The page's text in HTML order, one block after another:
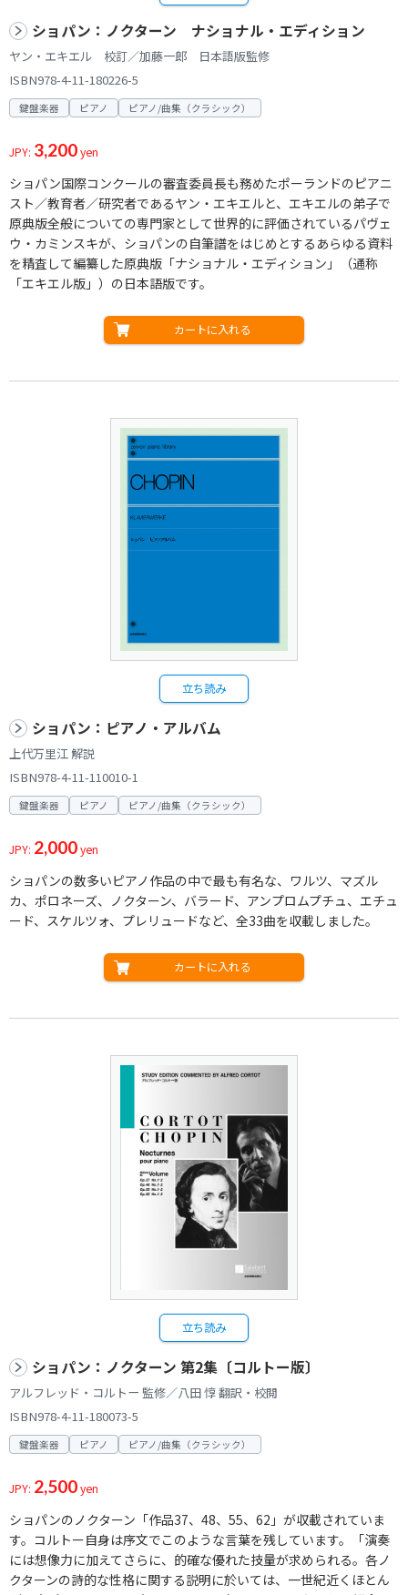
ショパン：ノクターン ナショナル・エディション
ヤン・エキエル 校訂／加藤一郎 日本語版監修
ISBN978-4-11-180226-5
鍵盤楽器 ピアノ ピアノ/曲集（クラシック）
JPY: 3,200yen
ショパン国際コンクールの審査委員長も務めたポーランドのピアニ
スト／教育者／研究者であるヤン・エキエルと、エキエルの弟子で
原典版全般についての専門家として世界的に評価されているパヴェ
ウ・カミンスキが、ショパンの自筆譜をはじめとするあらゆる資料
を精査して編纂した原典版「ナショナル・エディション」（通称
「エキエル版」）の日本語版です。
カートに入れる
立ち読み
ショパン：ピアノ・アルバム
上代万里江 解説
ISBN978-4-11-110010-1
鍵盤楽器 ピアノ ピアノ/曲集（クラシック）
JPY: 2,000yen
ショパンの数多いピアノ作品の中で最も有名な、ワルツ、マズル
カ、ポロネーズ、ノクターン、バラード、アンプロムプチュ、エチュ
ード、スケルツォ、プレリュードなど、全33曲を収載しました。
カートに入れる
立ち読み
ショパン：ノクターン 第2集〔コルトー版〕
アルフレッド・コルトー 監修／八田 惇 翻訳・校閲
ISBN978-4-11-180073-5
鍵盤楽器 ピアノ ピアノ/曲集（クラシック）
JPY: 2,500yen
ショパンのノクターン「作品37、48、55、62」が収載されていま
す。コルトー自身は序文でこのような言葉を残しています。「演奏
には想像力に加えてさらに、的確な優れた技量が求められる。各ノ
クターンの詩的な性格に関する説明に於いては、一世紀近くほとん